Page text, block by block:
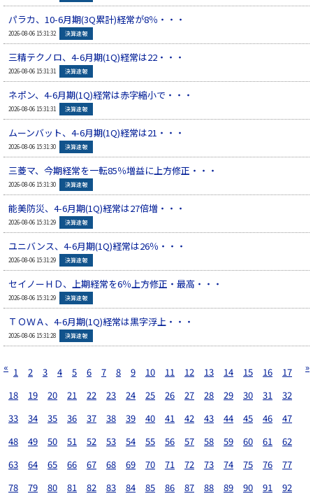
パラカ、10-6月期(3Q累計)経常が8％・・・
2026-08-06 15:31:32 決算速報
三精テクノロ、4-6月期(1Q)経常は22・・・
2026-08-06 15:31:31 決算速報
ネポン、4-6月期(1Q)経常は赤字縮小で・・・
2026-08-06 15:31:31 決算速報
ムーンバット、4-6月期(1Q)経常は21・・・
2026-08-06 15:31:30 決算速報
三菱マ、今期経常を一転85％増益に上方修正・・・
2026-08-06 15:31:30 決算速報
能美防災、4-6月期(1Q)経常は27倍増・・・
2026-08-06 15:31:29 決算速報
ユニバンス、4-6月期(1Q)経常は26％・・・
2026-08-06 15:31:29 決算速報
セイノーＨＤ、上期経常を6％上方修正・最高・・・
2026-08-06 15:31:29 決算速報
ＴＯＷＡ、4-6月期(1Q)経常は黒字浮上・・・
2026-08-06 15:31:28 決算速報
« »
1 2 3 4 5 6 7 8 9 10 11 12 13 14 15 16
17
18
19 20 21 22 23 24 25 26 27 28 29 30 31
32
33
34 35 36 37 38 39 40 41 42 43 44 45 46
47
48
49 50 51 52 53 54 55 56 57 58 59 60 61
62
63
64 65 66 67 68 69 70 71 72 73 74 75 76
77
78
79 80 81 82 83 84 85 86 87 88 89 90 91
92